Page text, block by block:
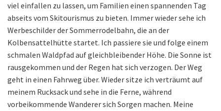
viel einfallen zu lassen, um Familien einen spannenden Tag
abseits vom Skitourismus zu bieten. Immer wieder sehe ich
Werbeschilder der Sommerrodelbahn, die an der
Kolbensattelhütte startet. Ich passiere sie und folge einem
schmalen Waldpfad auf gleichbleibender Höhe. Die Sonne ist
rausgekommen und der Regen hat sich verzogen. Der Weg
geht in einen Fahrweg über. Wieder sitze ich verträumt auf
meinem Rucksack und sehe in die Ferne, während
vorbeikommende Wanderer sich Sorgen machen. Meine